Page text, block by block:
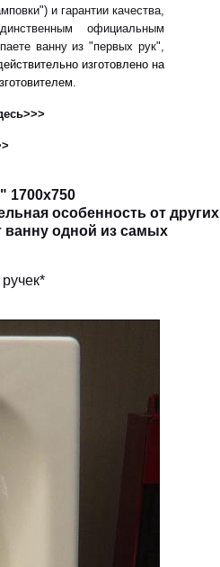
и гарантии качества,
официальным
ванну из "первых рук",
изготовлено на
особенность от других
ванну одной из самых